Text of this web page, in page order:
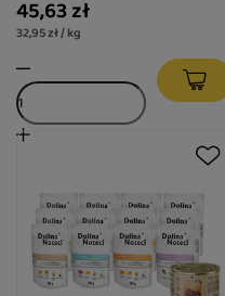
Moments z przepiórką 185 g
45,63 zł
32,95 zł / kg